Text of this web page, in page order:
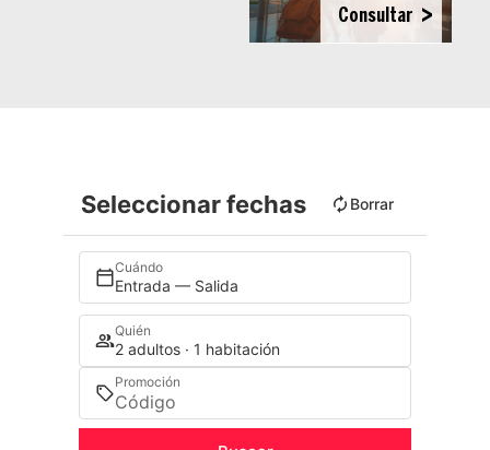
Consultar
Seleccionar fechas Borrar
Cuándo
Entrada — Salida
Quién
2 adultos · 1 habitación
Promoción